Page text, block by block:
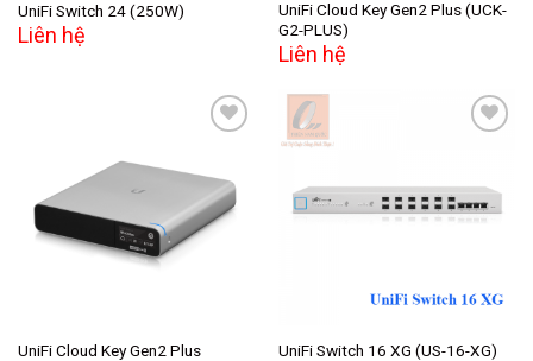
UniFi Switch 24 (250W)
Liên hệ
UniFi Cloud Key Gen2 Plus (UCK-
G2-PLUS)
Liên hệ
Add to
wishlist
UniFi Cloud Key Gen2 Plus
Add to
wishlist
UniFi Switch 16 XG (US-16-XG)